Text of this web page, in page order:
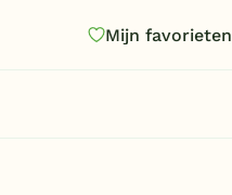
Mijn favorieten